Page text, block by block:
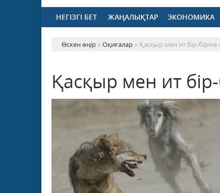
НЕГІЗГІ БЕТ ЖАҢАЛЫҚТАР ЭКОНОМИКА
Өскен өңір »Оқиғалар » Қасқыр мен ит бір-
Қасқыр мен ит